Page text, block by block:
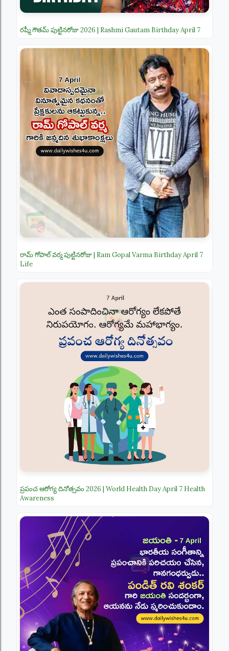
రష్మీ గౌతమ్ పుట్టినరోజు 2026 | Rashmi Gautam Birthday April 7
రామ్ గోపాల్ వర్మ పుట్టినరోజు | Ram Gopal Varma Birthday April 7
Life
ప్రపంచ ఆరోగ్య దినోత్సవం 2026 | World Health Day April 7 Health
Awareness